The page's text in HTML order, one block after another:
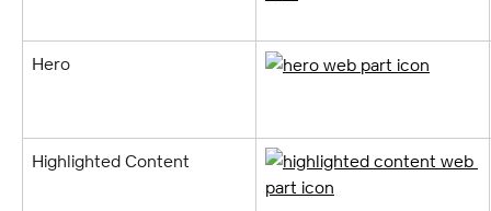
Hero
Highlighted Content